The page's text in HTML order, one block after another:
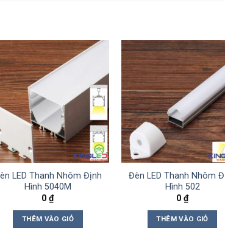
LED Thanh Nhôm Định
Hình 5040M
0₫
THÊM VÀO GIỎ
Đèn LED Thanh Nhôm
Hình 502
0₫
THÊM VÀO GIỎ